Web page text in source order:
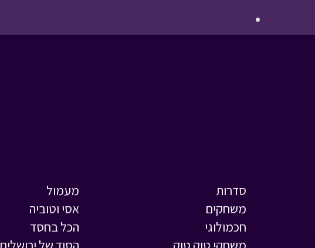
סדרות
משחקים
חכמולוגי
מעמול
אסי וטוביה
הכל בחסד